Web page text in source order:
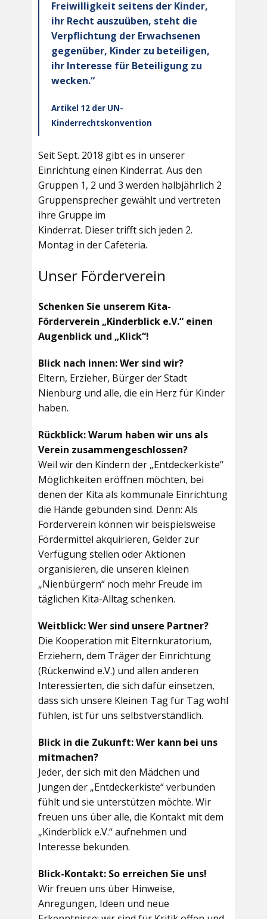
Freiwilligkeit seitens der Kinder,
ihr Recht auszuüben, steht die
Verpflichtung der Erwachsenen
gegenüber, Kinder zu beteiligen,
ihr Interesse für Beteiligung zu
wecken.“
Artikel 12 der UN-
Kinderrechtskonvention
Seit Sept. 2018 gibt es in unserer
Einrichtung einen Kinderrat. Aus den
Gruppen 1, 2 und 3 werden halbjährlich 2
Gruppensprecher gewählt und vertreten
ihre Gruppe im
Kinderrat. Dieser trifft sich jeden 2.
Montag in der Cafeteria.
Unser Förderverein
Schenken Sie unserem Kita-
Förderverein „Kinderblick e.V.“ einen
Augenblick und „Klick“!
Blick nach innen: Wer sind wir?
Eltern, Erzieher, Bürger der Stadt
Nienburg und alle, die ein Herz für Kinder
haben.
Rückblick: Warum haben wir uns als
Verein zusammengeschlossen?
Weil wir den Kindern der „Entdeckerkiste“
Möglichkeiten eröffnen möchten, bei
denen der Kita als kommunale Einrichtung
die Hände gebunden sind. Denn: Als
Förderverein können wir beispielsweise
Fördermittel akquirieren, Gelder zur
Verfügung stellen oder Aktionen
organisieren, die unseren kleinen
„Nienbürgern“ noch mehr Freude im
täglichen Kita-Alltag schenken.
Weitblick: Wer sind unsere Partner?
Die Kooperation mit Elternkuratorium,
Erziehern, dem Träger der Einrichtung
(Rückenwind e.V.) und allen anderen
Interessierten, die sich dafür einsetzen,
dass sich unsere Kleinen Tag für Tag wohl
fühlen, ist für uns selbstverständlich.
Blick in die Zukunft: Wer kann bei uns
mitmachen?
Jeder, der sich mit den Mädchen und
Jungen der „Entdeckerkiste“ verbunden
fühlt und sie unterstützen möchte. Wir
freuen uns über alle, die Kontakt mit dem
„Kinderblick e.V.“ aufnehmen und
Interesse bekunden.
Blick-Kontakt: So erreichen Sie uns!
Wir freuen uns über Hinweise,
Anregungen, Ideen und neue